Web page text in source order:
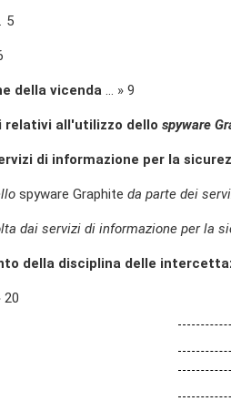
5
della vicenda ... » 9
all'utilizzo dello spyware
di informazione per la
spyware Graphiteda parte dei
dai servizi di informazione per la
della disciplina delle
20